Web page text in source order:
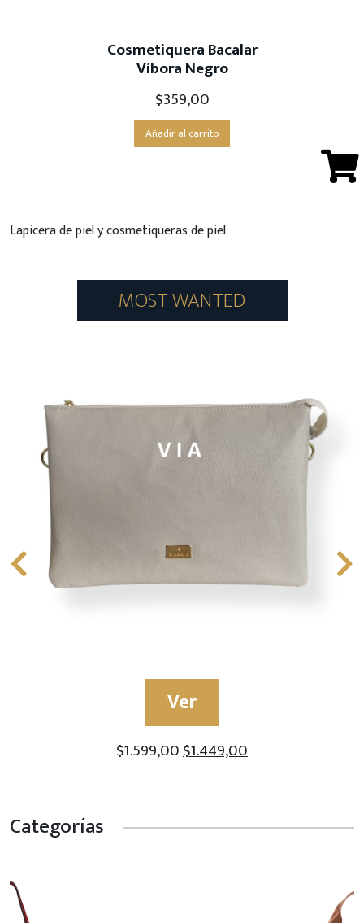
Cosmetiquera Bacalar
Víbora Negro
$359,00
Añadir al carrito
Lapicera de piel y cosmetiqueras de piel
MOST WANTED
Ver
$1.599,00$1.449,00
Categorías